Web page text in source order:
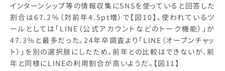
インターンシップ等の情報収集にSNSを使っていると回答した
割合は67.2％（対前年4.5pt増）で【図10】、使われているツ
ールとしては「LINE（公式アカウントなどのトーク機能）」が
47.3％と最多だった。24年卒調査より「LINE（オープンチャッ
ト）」を別の選択肢にしたため、前年との比較はできないが、前
年と同様にLINEの利用割合が高いようだ。【図11】